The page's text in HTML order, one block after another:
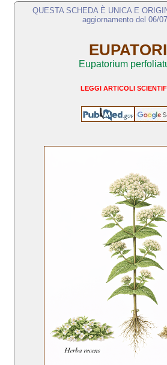
QUESTA SCHEDA È UNICA E
aggiornamento del 06/
Eupatorium
LEGGI ARTICOLI